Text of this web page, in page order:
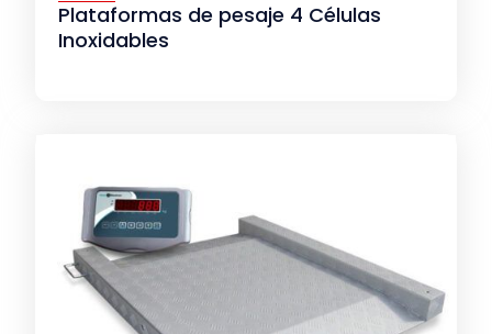
Plataformas de pesaje 4 Células
Inoxidables